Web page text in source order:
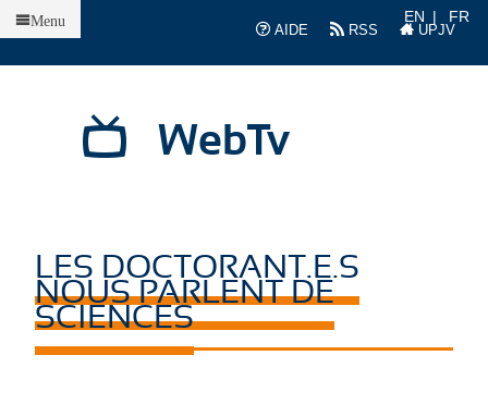
AIDE
RSS UPJV
EN FR
WebTv
Menu
LES DOCTORANT.E.S
NOUS PARLENT DE
SCIENCES